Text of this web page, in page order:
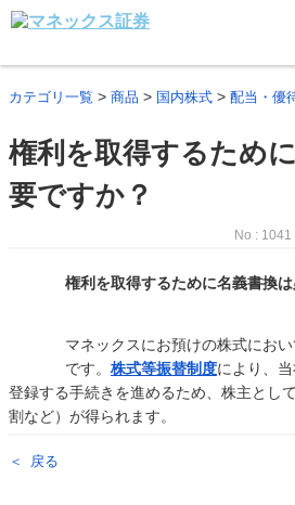
カテゴリ一覧 > 商品 > 国内株式 > 配当・優
権利を取得するため
要ですか？
No : 1041
権利を取得するために名義書換
マネックスにお預けの株式にお
です。 株式等振替制度により、
登録する手続きを進めるため、株主とし
割など）が得られます。
戻る